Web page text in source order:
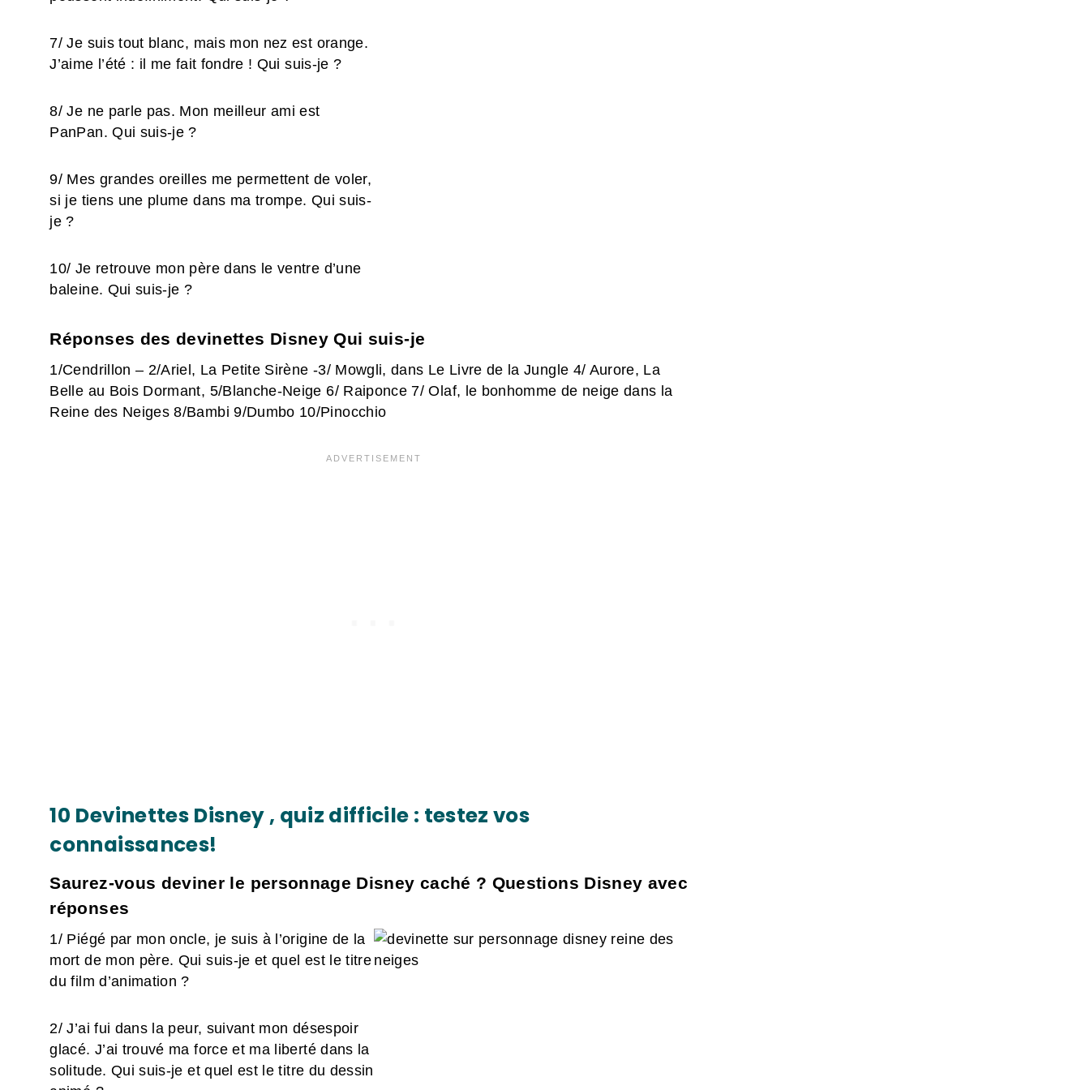
7/ Je suis tout blanc, mais mon nez est orange.
J’aime l’été : il me fait fondre ! Qui suis-je ?
8/ Je ne parle pas. Mon meilleur ami est
PanPan. Qui suis-je ?
9/ Mes grandes oreilles me permettent de voler,
si je tiens une plume dans ma trompe. Qui suis-
je ?
10/ Je retrouve mon père dans le ventre d’une
baleine. Qui suis-je ?
Réponses des devinettes Disney Qui suis-je
1/Cendrillon – 2/Ariel, La Petite Sirène -3/ Mowgli, dans Le Livre de la Jungle 4/ Aurore, La
Belle au Bois Dormant, 5/Blanche-Neige 6/ Raiponce 7/ Olaf, le bonhomme de neige dans la
Reine des Neiges 8/Bambi 9/Dumbo 10/Pinocchio
10 Devinettes Disney , quiz difficile : testez vos
connaissances!
Saurez-vous deviner le personnage Disney caché ? Questions Disney avec
réponses
1/ Piégé par mon oncle, je suis à l’origine de la
mort de mon père. Qui suis-je et quel est le titre
du film d’animation ?
2/ J’ai fui dans la peur, suivant mon désespoir
glacé. J’ai trouvé ma force et ma liberté dans la
solitude. Qui suis-je et quel est le titre du dessin